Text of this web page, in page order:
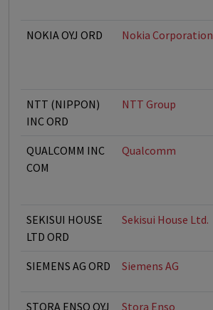
NOKIA OYJ ORD Nokia Corporation
NTT (NIPPON)
INC ORD
NTT Group
QUALCOMM INC
COM
Qualcomm
SEKISUI HOUSE
LTD ORD
Sekisui House Ltd.
SIEMENS AG ORD Siemens AG
STORA ENSO OYJ
Stora Enso